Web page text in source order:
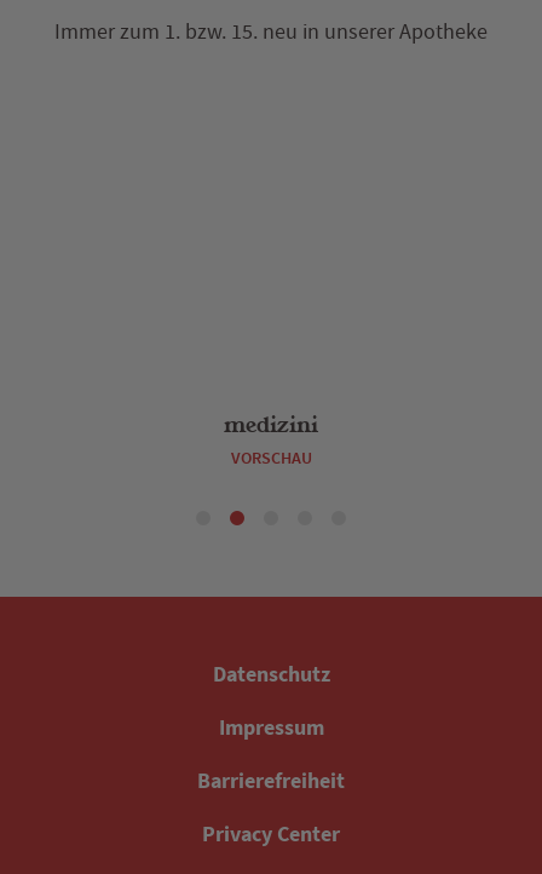
Immer zum 1. bzw. 15. neu in unserer Apotheke
medizini
VORSCHAU
Datenschutz
Impressum
Barrierefreiheit
Privacy Center